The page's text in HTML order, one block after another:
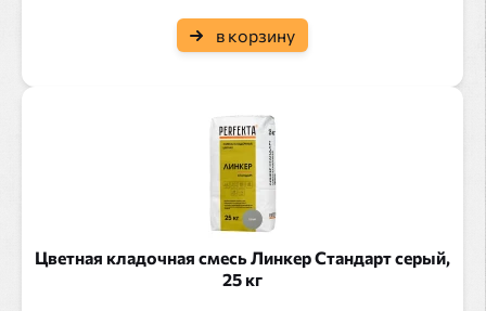
в корзину
Цветная кладочная смесь Линкер Стандарт серый,
25 кг